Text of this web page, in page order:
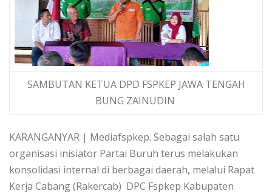
SAMBUTAN KETUA DPD FSPKEP JAWA TENGAH
BUNG ZAINUDIN
KARANGANYAR | Mediafspkep. Sebagai salah satu
organisasi inisiator Partai Buruh terus melakukan
konsolidasi internal di berbagai daerah, melalui Rapat
Kerja Cabang (Rakercab) DPC Fspkep Kabupaten